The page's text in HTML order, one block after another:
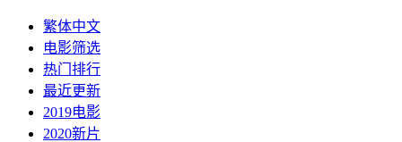
繁体中文
电影筛选
热门排行
最近更新
2019电影
2020新片